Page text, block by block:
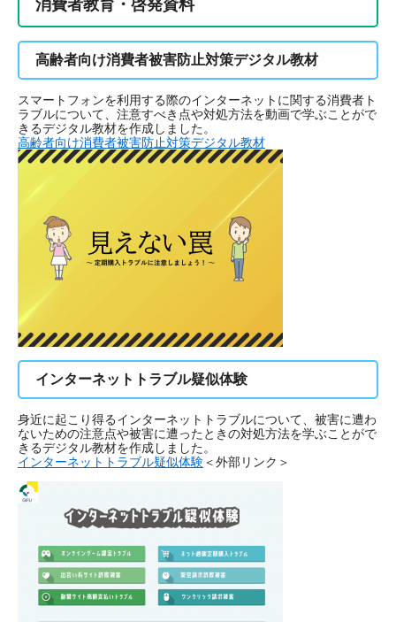
消費者教育・啓発資料
高齢者向け消費者被害防止対策デジタル教材
スマートフォンを利用する際のインターネットに関する消費者ト
ラブルについて、注意すべき点や対処方法を動画で学ぶことがで
きるデジタル教材を作成しました。
​高齢者向け消費者被害防止対策デジタル教材
インターネットトラブル疑似体験
身近に起こり得るインターネットトラブルについて、被害に遭わ
ないための注意点や被害に遭ったときの対処方法を学ぶことがで
きるデジタル教材を作成しました。
インターネットトラブル疑似体験＜外部リンク＞